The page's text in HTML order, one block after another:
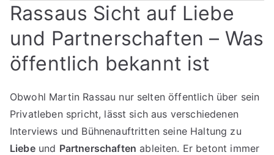
Rassaus Sicht auf Liebe
und Partnerschaften – Was
öffentlich bekannt ist
Obwohl Martin Rassau nur selten öffentlich über sein
Privatleben spricht, lässt sich aus verschiedenen
Interviews und Bühnenauftritten seine Haltung zu
Liebeund Partnerschaften ableiten. Er betont immer